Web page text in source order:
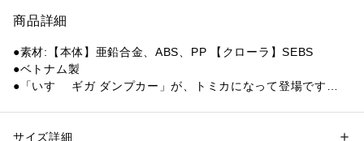
商品詳細
●素材:【本体】亜鉛合金、ABS、PP 【クローラ】SEBS
●ベトナム製
●「いすゞ ギガ ダンプカー」が、トミカになって登場です。
【商品の購入にあたっての注意事項】
サイズ詳細